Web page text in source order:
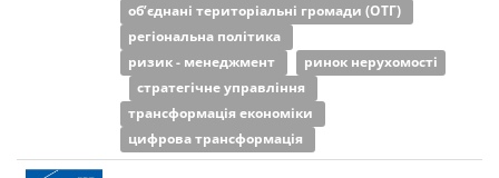
об’єднані територіальні громади (ОТГ)
регіональна політика
ризик - менеджмент
ринок нерухомості
стратегічне управління
трансформація економіки
цифрова трансформація